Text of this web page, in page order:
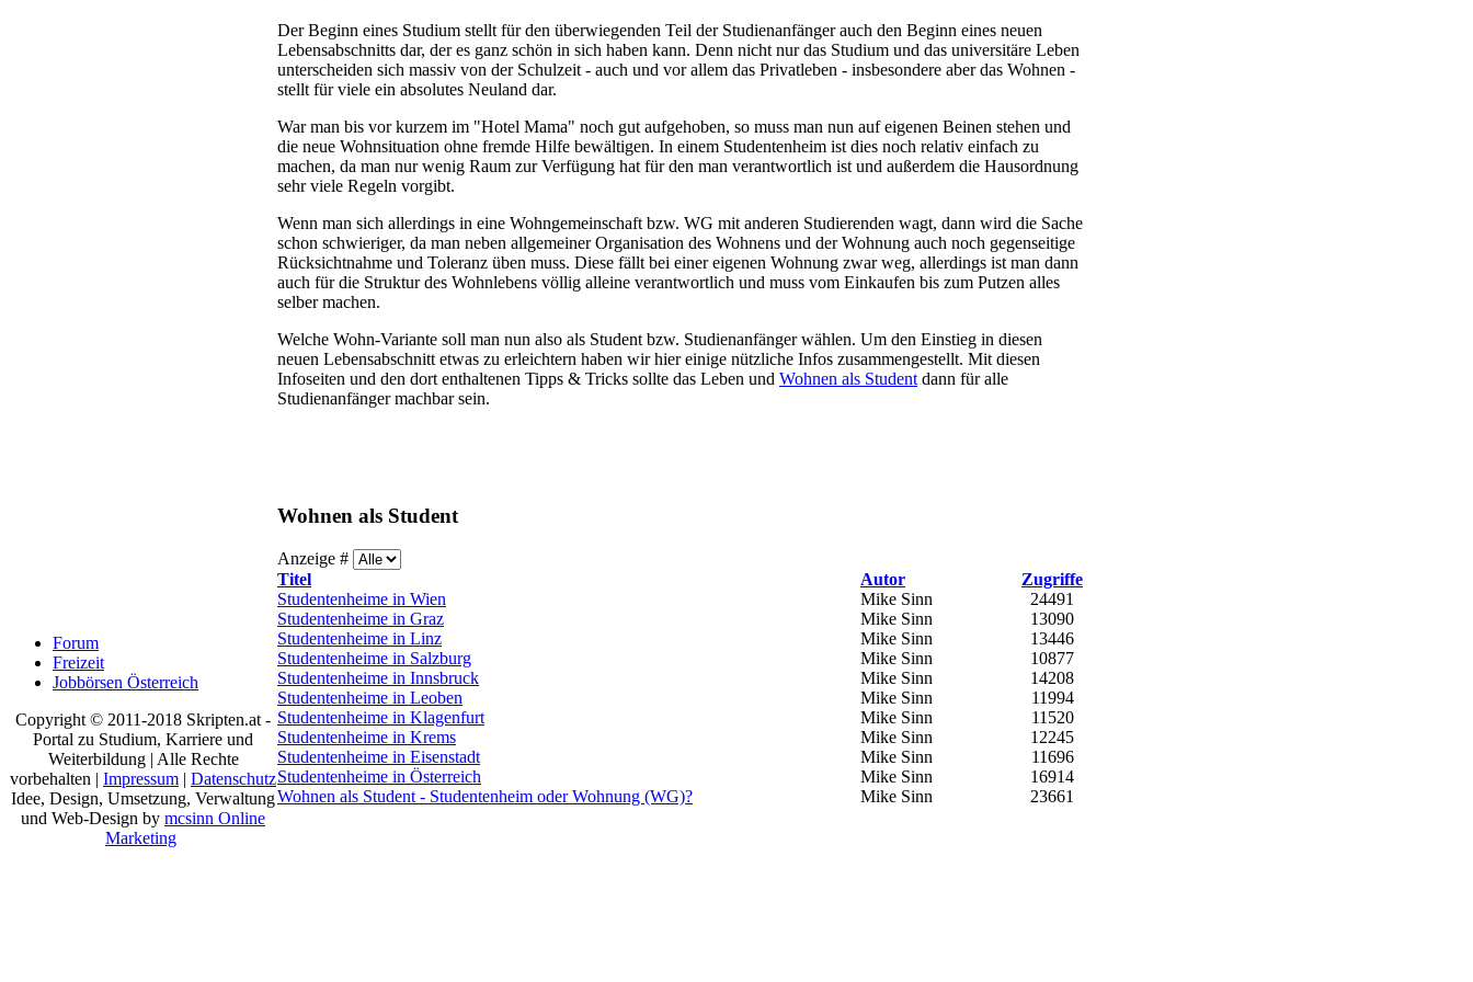
Der Beginn eines Studium stellt für den überwiegenden Teil der Studienanfänger auch den Beginn eines neuen
Lebensabschnitts dar, der es ganz schön in sich haben kann. Denn nicht nur das Studium und das universitäre Leben
unterscheiden sich massiv von der Schulzeit - auch und vor allem das Privatleben - insbesondere aber das Wohnen -
stellt für viele ein absolutes Neuland dar.
War man bis vor kurzem im "Hotel Mama" noch gut aufgehoben, so muss man nun auf eigenen Beinen stehen und
die neue Wohnsituation ohne fremde Hilfe bewältigen. In einem Studentenheim ist dies noch relativ einfach zu
machen, da man nur wenig Raum zur Verfügung hat für den man verantwortlich ist und außerdem die Hausordnung
sehr viele Regeln vorgibt.
Wenn man sich allerdings in eine Wohngemeinschaft bzw. WG mit anderen Studierenden wagt, dann wird die Sache
schon schwieriger, da man neben allgemeiner Organisation des Wohnens und der Wohnung auch noch gegenseitige
Rücksichtnahme und Toleranz üben muss. Diese fällt bei einer eigenen Wohnung zwar weg, allerdings ist man dann
auch für die Struktur des Wohnlebens völlig alleine verantwortlich und muss vom Einkaufen bis zum Putzen alles
selber machen.
Welche Wohn-Variante soll man nun also als Student bzw. Studienanfänger wählen. Um den Einstieg in diesen
neuen Lebensabschnitt etwas zu erleichtern haben wir hier einige nützliche Infos zusammengestellt. Mit diesen
Infoseiten und den dort enthaltenen Tipps & Tricks sollte das Leben und Wohnen als Studentdann für alle
Studienanfänger machbar sein.
Wohnen als Student
Anzeige #
Titel
Autor
Zugriffe
Studentenheime in Wien
Mike Sinn
24491
Studentenheime in Graz
Mike Sinn
13090
Studentenheime in Linz
Mike Sinn
13446
Studentenheime in Salzburg
Mike Sinn
10877
Studentenheime in Innsbruck
Mike Sinn
14208
Studentenheime in Leoben
Mike Sinn
11994
Studentenheime in Klagenfurt
Mike Sinn
11520
Studentenheime in Krems
Mike Sinn
12245
Studentenheime in Eisenstadt
Mike Sinn
11696
Studentenheime in Österreich
Mike Sinn
16914
Wohnen als Student - Studentenheim oder Wohnung (WG)?
Mike Sinn 23661
Forum
Freizeit
Jobbörsen Österreich
Copyright © 2011-2018 Skripten.at -
Portal zu Studium, Karriere und
Weiterbildung | Alle Rechte
vorbehalten | Impressum | Datenschutz
Idee, Design, Umsetzung, Verwaltung
und Web-Design by mcsinn Online
Marketing